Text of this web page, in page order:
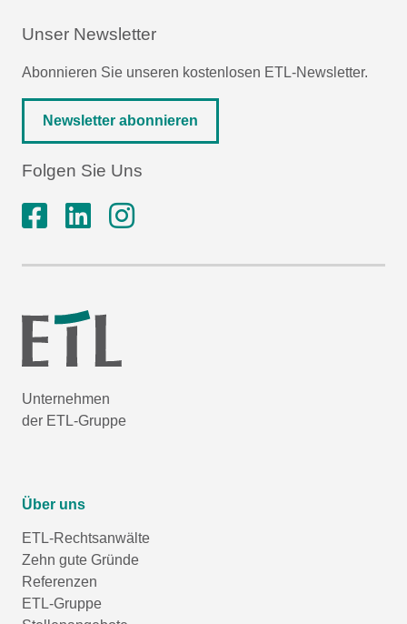
Unser Newsletter
Abonnieren Sie unseren kostenlosen ETL-Newsletter.
Newsletter abonnieren
Folgen Sie Uns
Unternehmen
der ETL-Gruppe
Über uns
ETL-Rechtsanwälte
Zehn gute Gründe
Referenzen
ETL-Gruppe